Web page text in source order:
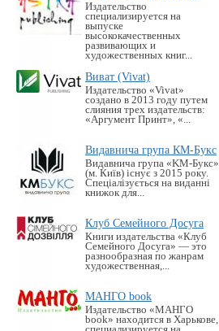
Издательство
специализируется на
выпуске
высококачественных
развивающих и
художественных книг...
Виват (Vivat)
Издательство «Vivat»
создано в 2013 году путем
слияния трех издательств:
«Аргумент Принт», «...
Видавнича група КМ-Букс
Видавнича група «KM-Букс»
(м. Київ) існує з 2015 року.
Спеціалізується на виданні
книжок для...
Клуб Семейного Досуга
Книги издательства «Клуб
Семейного Досуга» — это
разнообразная по жанрам
художественная,...
МАНГО book
Издательство «MАНГО
book» находится в Харькове,